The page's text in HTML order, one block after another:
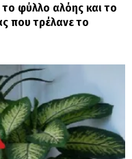
φύλλο αλόης και το
που τρέλανε το